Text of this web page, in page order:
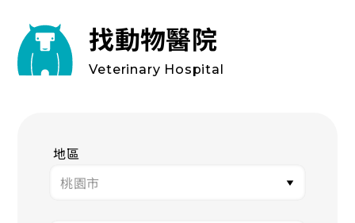
找動物醫院
Veterinary Hospital
地區